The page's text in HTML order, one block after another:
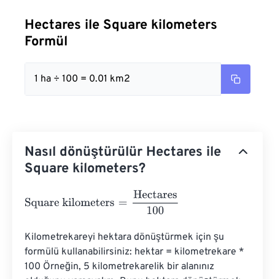
Hectares ile Square kilometers
Formül
1 ha ÷ 100 = 0.01 km2
Nasıl dönüştürülür Hectares ile
Square kilometers?
Square kilometers Hectares100
Kilometrekareyi hektara dönüştürmek için şu
formülü kullanabilirsiniz: hektar = kilometrekare *
100 Örneğin, 5 kilometrekarelik bir alanınız